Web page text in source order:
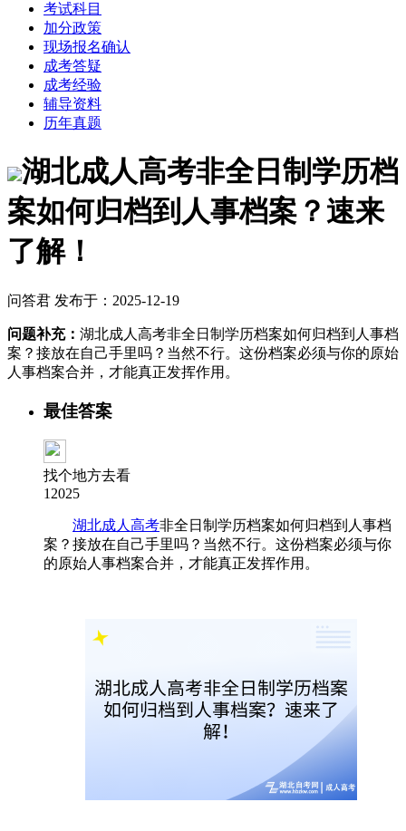
考试科目
加分政策
现场报名确认
成考答疑
成考经验
辅导资料
历年真题
湖北成人高考非全日制学历档
案如何归档到人事档案？速来
了解！
问答君 发布于：2025-12-19
问题补充： 湖北成人高考非全日制学历档案如何归档到人事档
案？接放在自己手里吗？当然不行。这份档案必须与你的原始
人事档案合并，才能真正发挥作用。
最佳答案
找个地方去看
12025
湖北成人高考非全日制学历档案如何归档到人事档
案？接放在自己手里吗？当然不行。这份档案必须与你
的原始人事档案合并，才能真正发挥作用。